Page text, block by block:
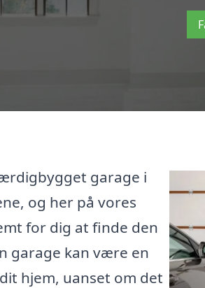
garage i
og her på vores
for dig at finde den
garage kan være en
hjem, uanset om det